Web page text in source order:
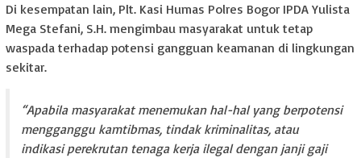
Di kesempatan lain, Plt. Kasi Humas Polres Bogor IPDA Yulista
Mega Stefani, S.H. mengimbau masyarakat untuk tetap
waspada terhadap potensi gangguan keamanan di lingkungan
sekitar.
“Apabila masyarakat menemukan hal-hal yang berpotensi
mengganggu kamtibmas, tindak kriminalitas, atau
indikasi perekrutan tenaga kerja ilegal dengan janji gaji